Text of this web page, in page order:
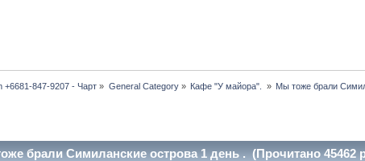
+6681-847-9207 - Чарт » General Category» Кафе "У майора". » Мы тоже брали
брали Симиланские острова 1 день . (Прочитано 45462